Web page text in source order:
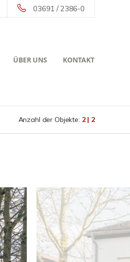
03691 / 2386-0
ÜBER UNS KONTAKT
Anzahl der Objekte: 2 | 2